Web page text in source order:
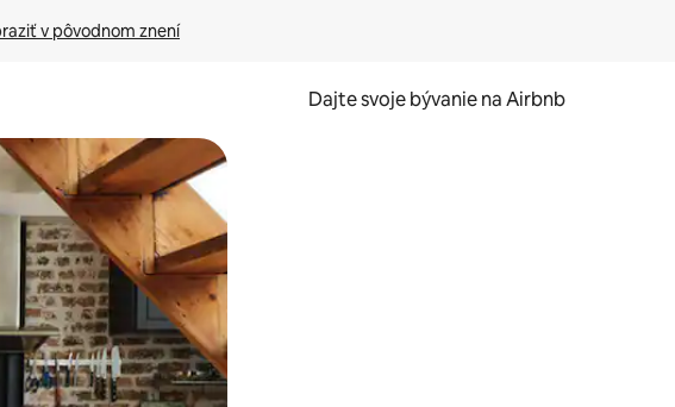
v pôvodnom znení
Dajte svoje bývanie na Airbnb